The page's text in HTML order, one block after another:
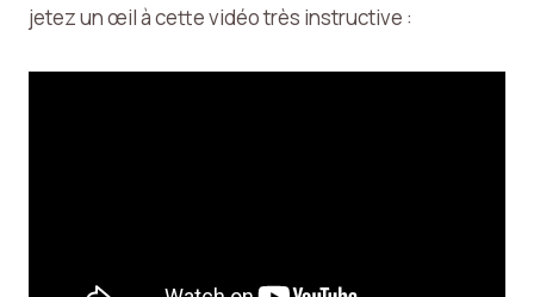
jetez un œil à cette vidéo très instructive :